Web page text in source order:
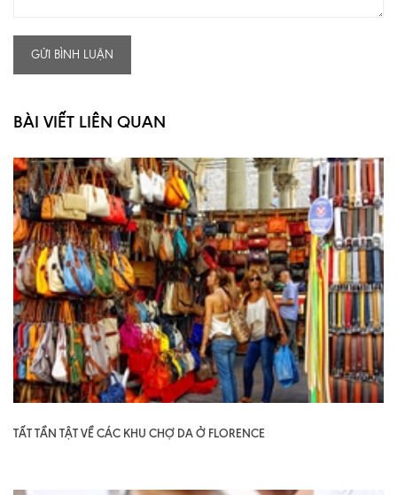
GỬI BÌNH LUẬN
BÀI VIẾT LIÊN QUAN
TẤT TẦN TẬT VỀ CÁC KHU CHỢ DA Ở FLORENCE